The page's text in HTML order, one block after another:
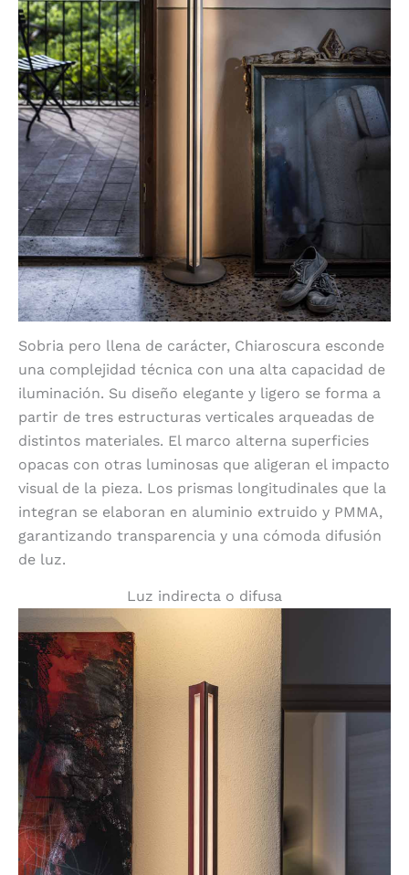
Sobria pero llena de carácter, Chiaroscura esconde
una complejidad técnica con una alta capacidad de
iluminación. Su diseño elegante y ligero se forma a
partir de tres estructuras verticales arqueadas de
distintos materiales. El marco alterna superficies
opacas con otras luminosas que aligeran el impacto
visual de la pieza. Los prismas longitudinales que la
integran se elaboran en aluminio extruido y PMMA,
garantizando transparencia y una cómoda difusión
de luz.
Luz indirecta o difusa